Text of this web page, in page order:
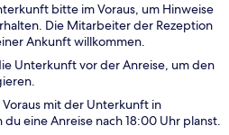
bitte im Voraus, um Hinweise
Die Mitarbeiter der Rezeption
Ankunft willkommen.
Unterkunft vor der Anreise, um den
mit der Unterkunft in
eine Anreise nach 18:00 Uhr planst.